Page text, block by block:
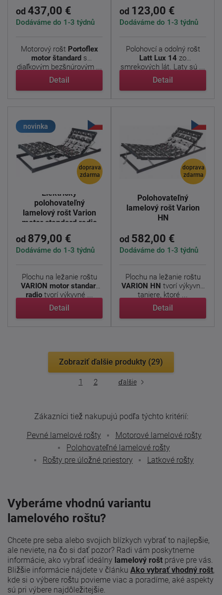
od 437,00 €
Dodáváme do 1-3 týdnů
Motorový rošt Portoflex
motor štandard s
diaľkovým bezšnúrovým ...
Detail
od 123,00 €
Dodáváme do 1-3 týdnů
Polohovcí a odolný rošt
Latt Lux 14 zo
smrekových lát. Laty sú ...
Detail
novinka
doprava
zdarma
Elektricky
polohovateľný
lamelový rošt Varion
motor standard radio
od 879,00 €
Dodáváme do 1-3 týdnů
Plochu na ležanie roštu
VARION motor standart
radiotvorí výkyvné ...
Detail
doprava
zdarma
Polohovateľný
lamelový rošt Varion
HN
od 582,00 €
Dodáváme do 1-3 týdnů
Plochu na ležanie roštu
VARION HN tvorí výkyvné
taniere, ktoré ...
Detail
Zobraziť ďalšie produkty (29)
2
1 ďalšie
Zákazníci tiež nakupujú podľa týchto kritérií:
Pevné lamelové rošty
Motorové lamelové rošty
Polohovateľné lamelové rošty
Rošty pre úložné priestory
Latkové rošty
Vyberáme vhodnú variantu
lamelového roštu?
Chcete pre seba alebo svojich blízkych vybrať to najlepšie,
ale neviete, na čo si dať pozor? Radi vám poskytneme
informácie, ako vybrať ideálny lamelový rošt práve pre vás.
Bližšie informácie nájdete v článku Ako vybrať vhodný rošt,
kde si o výbere roštu povieme viac a poradíme, aké aspekty
sú pri výbere najdôležitejšie.